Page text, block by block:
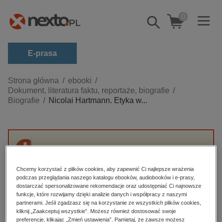
Pokaż/schowaj
wyszukiwarkę
0
E-prasa
Kategorie
Zobacz wszystkie E-prasa
biznesowe, branżowe, gospodarka
darmowe wydania
edukacja
hobby, sport, rozrywka
komputery, internet, technologie, informatyka
Strona główna
ebooki
Dokument, literatura faktu, reportaże, biografie
Biografie
Nicolai Hartmann. Etyka w...
High-contrast mode
Polecane
Chcemy korzystać z plików cookies, aby zapewnić Ci najlepsze wrażenia
podczas przeglądania naszego katalogu ebooków, audiobooków i e-prasy,
dostarczać spersonalizowane rekomendacje oraz udostępniać Ci najnowsze
funkcje, które rozwijamy dzięki analizie danych i współpracy z naszymi
partnerami. Jeśli zgadzasz się na korzystanie ze wszystkich plików cookies,
kliknij „Zaakceptuj wszystkie”. Możesz również dostosować swoje
preferencje, klikając „Zmień ustawienia”. Pamiętaj, że zawsze możesz